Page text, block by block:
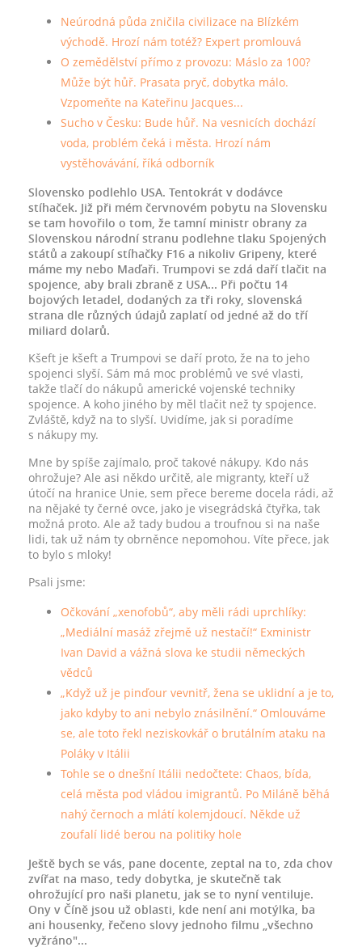
Neúrodná půda zničila civilizace na Blízkém
východě. Hrozí nám totéž? Expert promlouvá
O zemědělství přímo z provozu: Máslo za 100?
Může být hůř. Prasata pryč, dobytka málo.
Vzpomeňte na Kateřinu Jacques...
Sucho v Česku: Bude hůř. Na vesnicích dochází
voda, problém čeká i města. Hrozí nám
vystěhovávání, říká odborník
Slovensko podlehlo USA. Tentokrát v dodávce
stíhaček. Již při mém červnovém pobytu na Slovensku
se tam hovořilo o tom, že tamní ministr obrany za
Slovenskou národní stranu podlehne tlaku Spojených
států a zakoupí stíhačky F16 a nikoliv Gripeny, které
máme my nebo Maďaři. Trumpovi se zdá daří tlačit na
spojence, aby brali zbraně z USA... Při počtu 14
bojových letadel, dodaných za tři roky, slovenská
strana dle různých údajů zaplatí od jedné až do tří
miliard dolarů.
Kšeft je kšeft a Trumpovi se daří proto, že na to jeho
spojenci slyší. Sám má moc problémů ve své vlasti,
takže tlačí do nákupů americké vojenské techniky
spojence. A koho jiného by měl tlačit než ty spojence.
Zvláště, když na to slyší. Uvidíme, jak si poradíme
s nákupy my.
Mne by spíše zajímalo, proč takové nákupy. Kdo nás
ohrožuje? Ale asi někdo určitě, ale migranty, kteří už
útočí na hranice Unie, sem přece bereme docela rádi, až
na nějaké ty černé ovce, jako je visegrádská čtyřka, tak
možná proto. Ale až tady budou a troufnou si na naše
lidi, tak už nám ty obrněnce nepomohou. Víte přece, jak
to bylo s mloky!
Psali jsme:
Očkování „xenofobů“, aby měli rádi uprchlíky:
„Mediální masáž zřejmě už nestačí!“ Exministr
Ivan David a vážná slova ke studii německých
vědců
„Když už je pinďour vevnitř, žena se uklidní a je to,
jako kdyby to ani nebylo znásilnění.“ Omlouváme
se, ale toto řekl neziskovkář o brutálním ataku na
Poláky v Itálii
Tohle se o dnešní Itálii nedočtete: Chaos, bída,
celá města pod vládou imigrantů. Po Miláně běhá
nahý černoch a mlátí kolemjdoucí. Někde už
zoufalí lidé berou na politiky hole
Ještě bych se vás, pane docente, zeptal na to, zda chov
zvířat na maso, tedy dobytka, je skutečně tak
ohrožující pro naši planetu, jak se to nyní ventiluje.
Ony v Číně jsou už oblasti, kde není ani motýlka, ba
ani housenky, řečeno slovy jednoho filmu „všechno
vyžráno"...